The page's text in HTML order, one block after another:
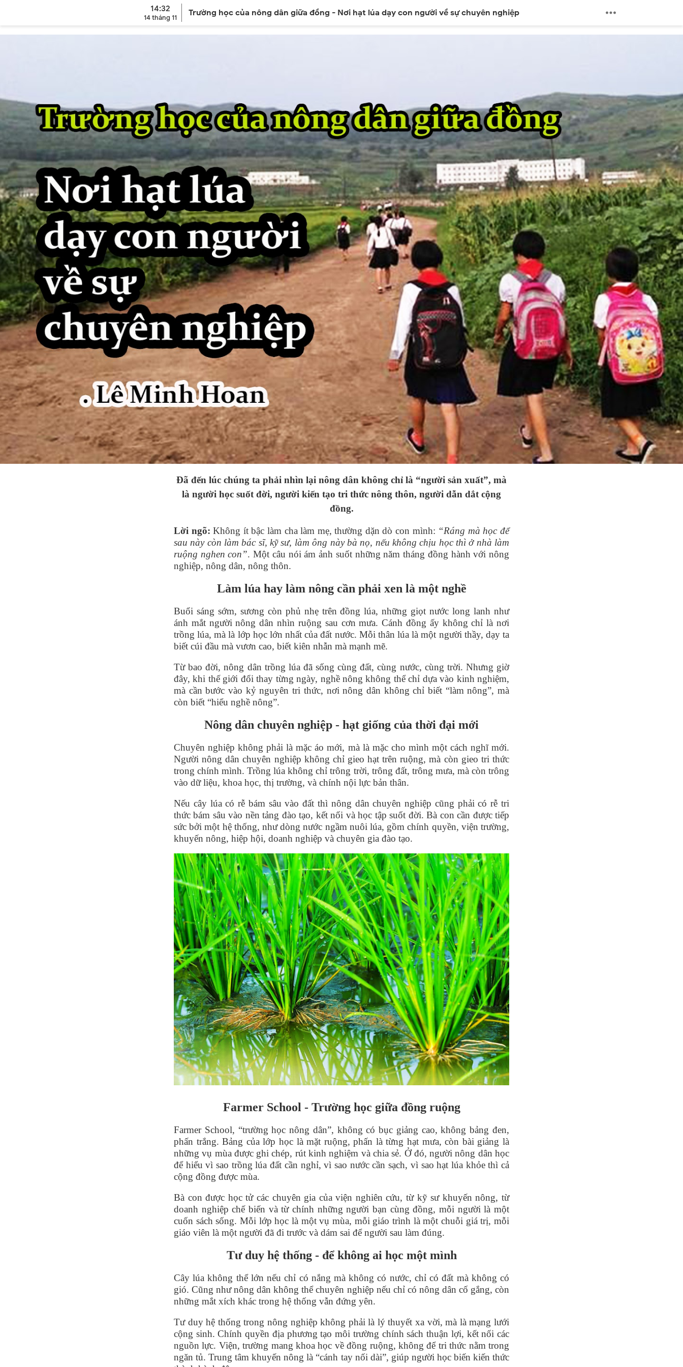
Tin tức và Sự kiện Văn minh Lúa nước Chuyên đề Diễn đàn Liên kết English Version
Đã đến lúc chúng ta phải nhìn lại nông dân không chỉ là “người sản xuất”, mà
là người học suốt đời, người kiến tạo tri thức nông thôn, người dẫn dắt cộng
đồng.
Lời ngõ: Không ít bậc làm cha làm mẹ, thường dặn dò con mình: “Ráng mà học để
sau này còn làm bác sĩ, kỹ sư, làm ông này bà nọ, nếu không chịu học thì ở nhà làm
ruộng nghen con”. Một câu nói ám ảnh suốt những năm tháng đồng hành với nông
nghiệp, nông dân, nông thôn.
Làm lúa hay làm nông cần phải xen là một nghề
Buổi sáng sớm, sương còn phủ nhẹ trên đồng lúa, những giọt nước long lanh như
ánh mắt người nông dân nhìn ruộng sau cơn mưa. Cánh đồng ấy không chỉ là nơi
trồng lúa, mà là lớp học lớn nhất của đất nước. Mỗi thân lúa là một người thầy, dạy ta
biết cúi đầu mà vươn cao, biết kiên nhẫn mà mạnh mẽ.
Từ bao đời, nông dân trồng lúa đã sống cùng đất, cùng nước, cùng trời. Nhưng giờ
đây, khi thế giới đổi thay từng ngày, nghề nông không thể chỉ dựa vào kinh nghiệm,
mà cần bước vào kỷ nguyên tri thức, nơi nông dân không chỉ biết “làm nông”, mà
còn biết “hiểu nghề nông”.
Nông dân chuyên nghiệp - hạt giống của thời đại mới
Chuyên nghiệp không phải là mặc áo mới, mà là mặc cho mình một cách nghĩ mới.
Người nông dân chuyên nghiệp không chỉ gieo hạt trên ruộng, mà còn gieo tri thức
trong chính mình. Trồng lúa không chỉ trông trời, trông đất, trông mưa, mà còn trông
vào dữ liệu, khoa học, thị trường, và chính nội lực bản thân.
Nếu cây lúa có rễ bám sâu vào đất thì nông dân chuyên nghiệp cũng phải có rễ tri
thức bám sâu vào nền tảng đào tạo, kết nối và học tập suốt đời. Bà con cần được tiếp
sức bởi một hệ thống, như dòng nước ngầm nuôi lúa, gồm chính quyền, viện trường,
khuyến nông, hiệp hội, doanh nghiệp và chuyên gia đào tạo.
Farmer School - Trường học giữa đồng ruộng
Farmer School, “trường học nông dân”, không có bục giảng cao, không bảng đen,
phấn trắng. Bảng của lớp học là mặt ruộng, phấn là từng hạt mưa, còn bài giảng là
những vụ mùa được ghi chép, rút kinh nghiệm và chia sẻ. Ở đó, người nông dân học
để hiểu vì sao trồng lúa đất cần nghỉ, vì sao nước cần sạch, vì sao hạt lúa khỏe thì cả
cộng đồng được mùa.
Bà con được học tử các chuyên gia của viện nghiên cứu, từ kỹ sư khuyến nông, từ
doanh nghiệp chế biến và từ chính những người bạn cùng đồng, mỗi người là một
cuốn sách sống. Mỗi lớp học là một vụ mùa, mỗi giáo trình là một chuỗi giátrị, mỗi
giáo viên là một người đã đi trước và dám sai để người sau làm đúng.
Tư duy hệ thống - để không ai học một mình
Cây lúa không thể lớn nếu chỉ có nắng mà không có nước, chỉ có đất mà không có
gió. Cũng như nông dân không thể chuyên nghiệp nếu chỉ có nông dân cố gắng, còn
những mắt xích khác trong hệ thống vẫn đứng yên.
Tư duy hệ thống trong nông nghiệp không phải là lý thuyết xa vời, mà là mạng lưới
cộng sinh. Chính quyền địa phương tạo môi trường chính sách thuận lợi, kết nối các
nguồn lực. Viện, trường mang khoa học về đồng ruộng, không để tri thức nằm trong
ngăn tủ. Trung tâm khuyến nông là “cánh tay nối dài”, giúp người học biến kiến thức
14:32
14 tháng 11 Trường học của nông dân giữa đồng - Nơi hạt lúa dạy con người về sự chuyên nghiệp